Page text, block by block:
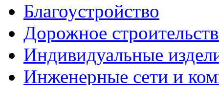
Благоустройство
Дорожное
Индивидуальные
Инженерные сети и